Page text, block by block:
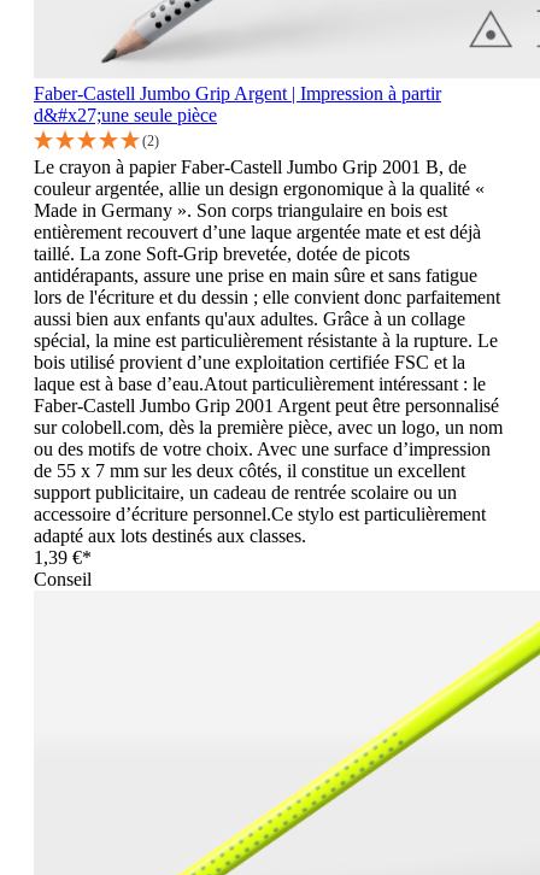
Faber-Castell Jumbo Grip Argent | Impression à partir
d&#x27;une seule pièce
(2)
Le crayon à papier Faber-Castell Jumbo Grip 2001 B, de
couleur argentée, allie un design ergonomique à la qualité «
Made in Germany ». Son corps triangulaire en bois est
entièrement recouvert d’une laque argentée mate et est déjà
taillé. La zone Soft-Grip brevetée, dotée de picots
antidérapants, assure une prise en main sûre et sans fatigue
lors de l'écriture et du dessin ; elle convient donc parfaitement
aussi bien aux enfants qu'aux adultes. Grâce à un collage
spécial, la mine est particulièrement résistante à la rupture. Le
bois utilisé provient d’une exploitation certifiée FSC et la
laque est à base d’eau.Atout particulièrement intéressant : le
Faber-Castell Jumbo Grip 2001 Argent peut être personnalisé
sur colobell.com, dès la première pièce, avec un logo, un nom
ou des motifs de votre choix. Avec une surface d’impression
de 55 x 7 mm sur les deux côtés, il constitue un excellent
support publicitaire, un cadeau de rentrée scolaire ou un
accessoire d’écriture personnel.Ce stylo est particulièrement
adapté aux lots destinés aux classes.
1,39 €*
Conseil